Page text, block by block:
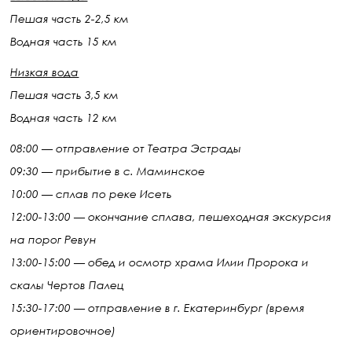
Пешая часть 2-2,5 км
Водная часть 15 км
Низкая вода
Пешая часть 3,5 км
Водная часть 12 км
08:00 — отправление от Театра Эстрады
09:30 — прибытие в с. Маминское
10:00 — сплав по реке Исеть
12:00-13:00 — окончание сплава, пешеходная экскурсия
на порог Ревун
13:00-15:00 — обед и осмотр храма Илии Пророка и
скалы Чертов Палец
15:30-17:00 — отправление в г. Екатеринбург (время
ориентировочное)